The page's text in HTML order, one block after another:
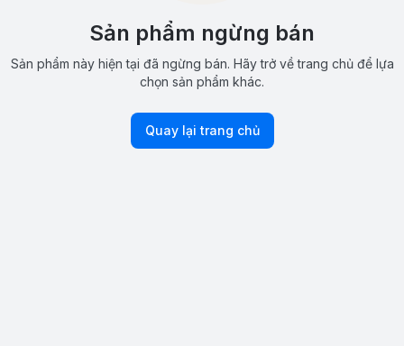
Sản phẩm ngừng bán
Sản phẩm này hiện tại đã ngừng bán. Hãy trở về trang chủ để lựa
chọn sản phẩm khác.
Quay lại trang chủ